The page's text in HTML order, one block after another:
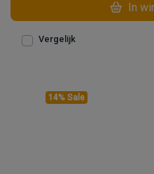
In
Vergelijk
14% Sale